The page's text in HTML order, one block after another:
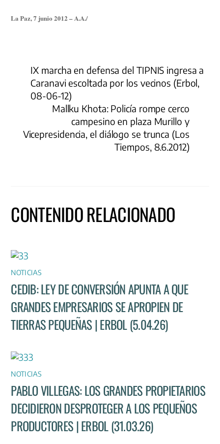
La Paz, 7 junio 2012 – A.A./
IX marcha en defensa del TIPNIS ingresa a
Caranavi escoltada por los vecinos (Erbol,
08-06-12)
Mallku Khota: Policía rompe cerco
campesino en plaza Murillo y
Vicepresidencia, el diálogo se trunca (Los
Tiempos, 8.6.2012)
CONTENIDO RELACIONADO
NOTICIAS
CEDIB: LEY DE CONVERSIÓN APUNTA A QUE
GRANDES EMPRESARIOS SE APROPIEN DE
TIERRAS PEQUEÑAS | ERBOL (5.04.26)
NOTICIAS
PABLO VILLEGAS: LOS GRANDES PROPIETARIOS
DECIDIERON DESPROTEGER A LOS PEQUEÑOS
PRODUCTORES | ERBOL (31.03.26)